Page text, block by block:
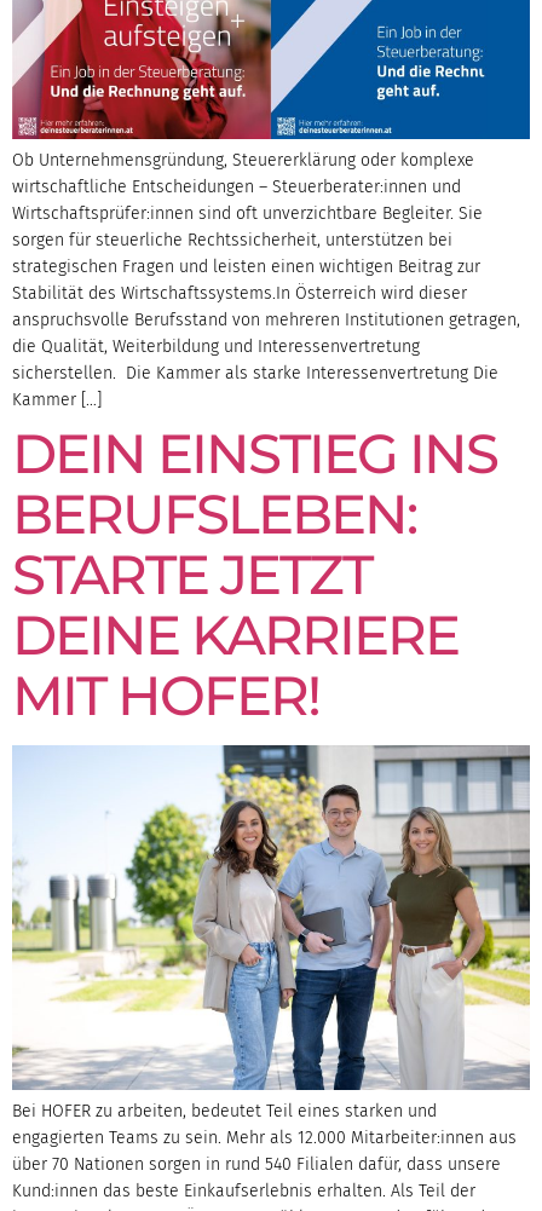
Ob Unternehmensgründung, Steuererklärung oder komplexe
wirtschaftliche Entscheidungen – Steuerberater:innen und
Wirtschaftsprüfer:innen sind oft unverzichtbare Begleiter. Sie
sorgen für steuerliche Rechtssicherheit, unterstützen bei
strategischen Fragen und leisten einen wichtigen Beitrag zur
Stabilität des Wirtschaftssystems.In Österreich wird dieser
anspruchsvolle Berufsstand von mehreren Institutionen getragen,
die Qualität, Weiterbildung und Interessenvertretung
sicherstellen. Die Kammer als starke Interessenvertretung Die
Kammer […]
DEIN EINSTIEG INS
BERUFSLEBEN:
STARTE JETZT
DEINE KARRIERE
MIT HOFER!
Bei HOFER zu arbeiten, bedeutet Teil eines starken und
engagierten Teams zu sein. Mehr als 12.000 Mitarbeiter:innen aus
über 70 Nationen sorgen in rund 540 Filialen dafür, dass unsere
Kund:innen das beste Einkaufserlebnis erhalten. Als Teil der